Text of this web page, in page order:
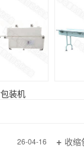
装机
26-04-16
收缩